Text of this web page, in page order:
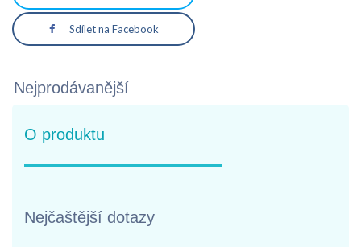
Sdílet na Facebook
Nejprodávanější
O produktu
Nejčaštější dotazy